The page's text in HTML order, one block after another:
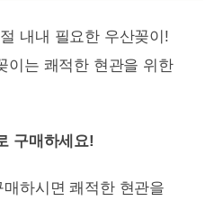
내내 필요한 우산꽂이!
이는 쾌적한 현관을 위한
구매하세요!
하시면 쾌적한 현관을